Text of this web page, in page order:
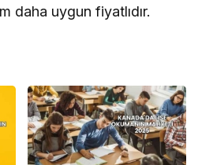
daha uygun fiyatlıdır.